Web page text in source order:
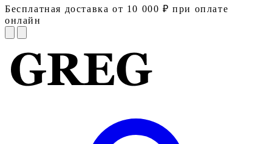
Бесплатная доставка от 10 000 ₽ при оплате
онлайн